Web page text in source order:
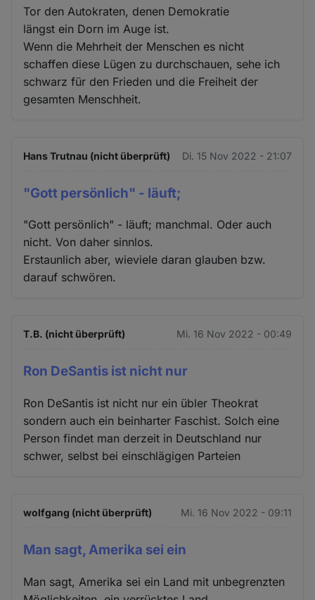
Tor den Autokraten, denen Demokratie
längst ein Dorn im Auge ist.
Wenn die Mehrheit der Menschen es nicht
schaffen diese Lügen zu durchschauen, sehe ich
schwarz für den Frieden und die Freiheit der
gesamten Menschheit.
Hans Trutnau (nicht überprüft) Di. 15 Nov 2022 - 21:07
"Gott persönlich" - läuft;
"Gott persönlich" - läuft; manchmal. Oder auch
nicht. Von daher sinnlos.
Erstaunlich aber, wieviele daran glauben bzw.
darauf schwören.
T.B. (nicht überprüft) Mi. 16 Nov 2022 - 00:49
Ron DeSantis ist nicht nur
Ron DeSantis ist nicht nur ein übler Theokrat
sondern auch ein beinharter Faschist. Solch eine
Person findet man derzeit in Deutschland nur
schwer, selbst bei einschlägigen Parteien
wolfgang (nicht überprüft) Mi. 16 Nov 2022 - 09:11
Man sagt, Amerika sei ein
Man sagt, Amerika sei ein Land mit unbegrenzten